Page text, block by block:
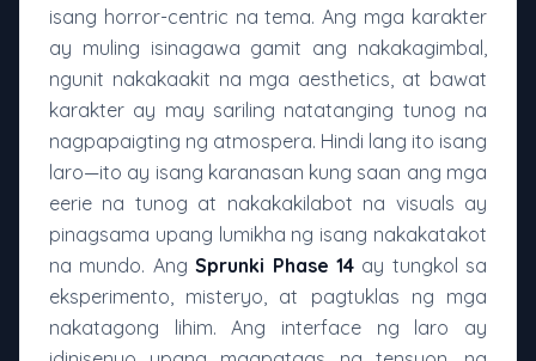
isang horror-centric na tema. Ang mga karakter
ay muling isinagawa gamit ang nakakagimbal,
ngunit nakakaakit na mga aesthetics, at bawat
karakter ay may sariling natatanging tunog na
nagpapaigting ng atmospera. Hindi lang ito isang
laro—ito ay isang karanasan kung saan ang mga
eerie na tunog at nakakakilabot na visuals ay
pinagsama upang lumikha ng isang nakakatakot
na mundo. AngSprunki Phase 14ay tungkol sa
eksperimento, misteryo, at pagtuklas ng mga
nakatagong lihim. Ang interface ng laro ay